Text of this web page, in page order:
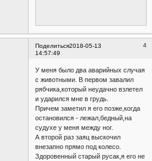
Поделиться 4
2018-05-13
14:57:49
У меня было два аварийных случая
с животными. В первом завалил
рябчика,который неудачно взлетел
и ударился мне в грудь.
Причем заметил я его позже,когда
остановился - лежал,бедный,на
судухе у меня между ног.
А второй раз заяц выскочил
внезапно прямо под колесо.
Здоровенный старый русак,я его не